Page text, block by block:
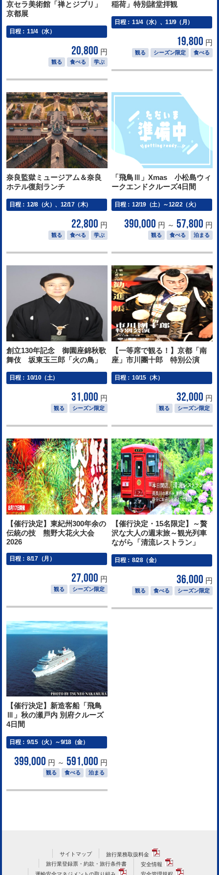
京セラ美術館「禅とジブリ」
京都展
日程： 11/4（水）
20,800 円
観る 食べる 学ぶ
稲荷」特別諸堂拝観
日程： 11/4（水）、11/9（月）
19,800 円
観る シーズン限定 食べる
奈良監獄ミュージアム＆奈良
ホテル復刻ランチ
日程： 12/8（火）、12/17（木）
22,800 円
観る 食べる 学ぶ
「飛鳥Ⅲ」Xmas 小松島ウィ
ークエンドクルーズ4日間
日程： 12/19（土）～12/22（火）
390,000 円 ～ 57,800 円
観る 食べる 泊まる
創立130年記念 御園座錦秋歌
舞伎 坂東玉三郎「火の鳥」
日程： 10/10（土）
31,000 円
観る シーズン限定
【一等席で観る！】京都「南
座」市川團十郎 特別公演
日程： 10/15（木）
32,000 円
観る シーズン限定
【催行決定】東紀州300年余の
伝統の技 熊野大花火大会
2026
日程： 8/17（月）
27,000 円
観る シーズン限定
【催行決定・15名限定】～贅
沢な大人の週末旅～観光列車
ながら「清流レストラン」
日程： 8/28（金）
36,000 円
観る 食べる シーズン限定
【催行決定】新造客船「飛鳥
Ⅲ」秋の瀬戸内 別府クルーズ
4日間
日程： 9/15（火）～9/18（金）
399,000 円 ～ 591,000 円
観る 食べる 泊まる
サイトマップ
旅行業務取扱料金
旅行業登録票・約款・旅行条件書
安全情報